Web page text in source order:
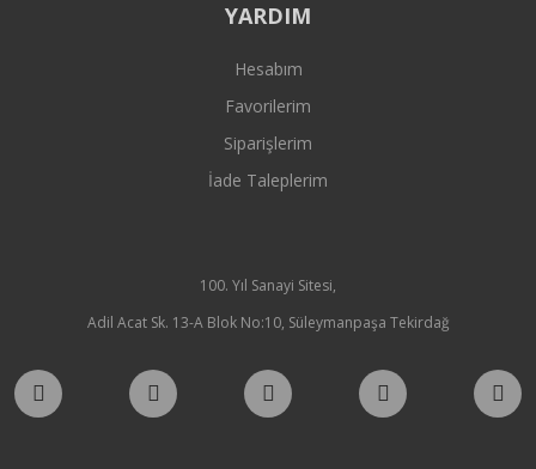
YARDIM
Hesabım
Favorilerim
Siparişlerim
İade Taleplerim
100. Yıl Sanayi Sitesi,
Adil Acat Sk. 13-A Blok No:10, Süleymanpaşa Tekirdağ